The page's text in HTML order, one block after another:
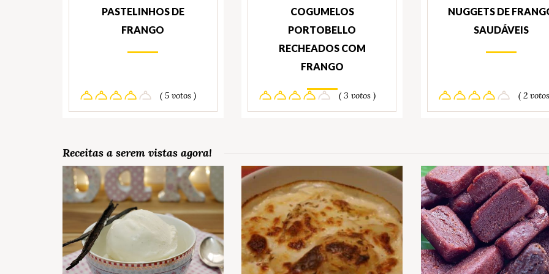
PASTELINHOS DE
FRANGO
( 5 votos )
COGUMELOS
PORTOBELLO
RECHEADOS COM
FRANGO
( 3 votos )
NUGGETS DE
SAUDÁVEIS
( 2
Receitas a serem vistas agora!